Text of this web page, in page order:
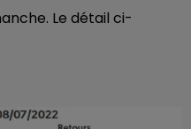
Le détail ci-